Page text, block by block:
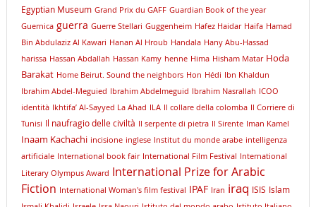
Egyptian Museum Grand Prix du GAFF Guardian Book of the year
Guernica guerra Guerre Stellari Guggenheim Hafez Haidar Haifa Hamad
Bin Abdulaziz Al Kawari Hanan Al Hroub Handala Hany Abu-Hassad
harissa Hassan Abdallah Hassan Kamy henne Hima Hisham Matar Hoda
Barakat Home Beirut. Sound the neighbors Hon Hédi Ibn Khaldun
Ibrahim Abdel-Meguied Ibrahim Abdelmeguid Ibrahim Nasrallah ICOO
identità Ikhtifa’ Al-Sayyed La Ahad ILA Il collare della colomba Il Corriere di
Tunisi Il naufragio delle civiltà Il serpente di pietra Il Sirente Iman Kamel
Inaam Kachachi incisione inglese Institut du monde arabe intelligenza
artificiale International book fair International Film Festival International
Literary Olympus Award International Prize for Arabic
Fiction International Woman's film festival IPAF Iran iraq ISIS Islam